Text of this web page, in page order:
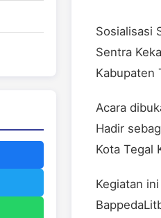
Sosialisasi
Sentra
Kabupaten
Acara
Hadir
Kota Tegal
Kegiatan